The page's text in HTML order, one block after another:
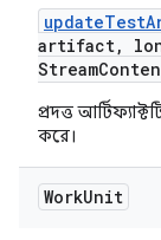
updateTest
artifact,
Stream
প্রদত্ত
করে।
WorkUnit